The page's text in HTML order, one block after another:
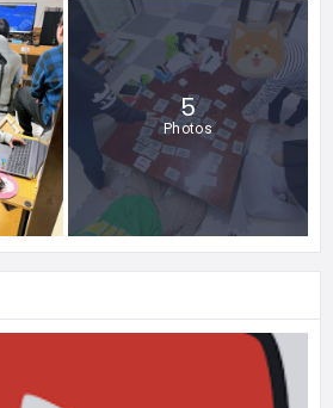
5
Photos